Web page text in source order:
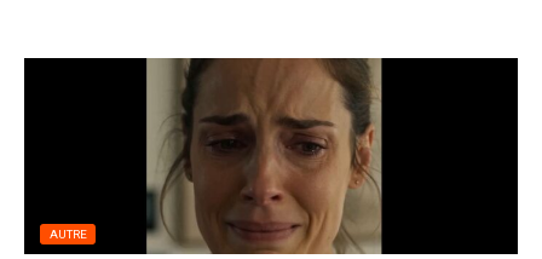
AUTRE